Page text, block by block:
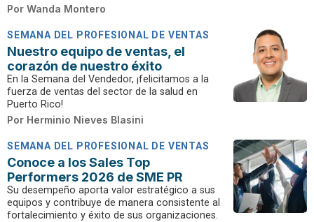
Por Wanda Montero
SEMANA DEL PROFESIONAL DE VENTAS
Nuestro equipo de ventas, el
corazón de nuestro éxito
En la Semana del Vendedor, ¡felicitamos a la
fuerza de ventas del sector de la salud en
Puerto Rico!
Por Herminio Nieves Blasini
SEMANA DEL PROFESIONAL DE VENTAS
Conoce a los Sales Top
Performers 2026 de SME PR
Su desempeño aporta valor estratégico a sus
equipos y contribuye de manera consistente al
fortalecimiento y éxito de sus organizaciones.